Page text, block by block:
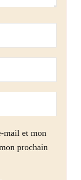
mail et mon
prochain